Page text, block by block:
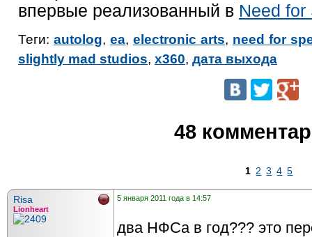
впервые реализованный в Need for
Теги: autolog, ea, electronic arts, need for
slightly mad studios, x360, дата выхода
48
1 2 3 4 5
Risa
Lionheart
5 января 2011 года в 14:57
два НФСа в год??? это